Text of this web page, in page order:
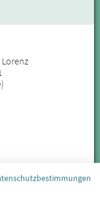
Schleinitz: